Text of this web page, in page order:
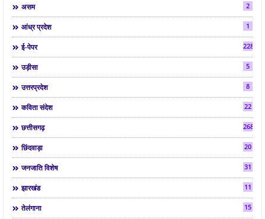
असम 2
आंध्र प्रदेश 1
ई-पेपर 2286
उड़ीसा 5
उत्तरप्रदेश 8
कविता संदेश 22
छत्तीसगढ़ 268
छिंदवाड़ा 20
जनजाति विशेष 31
झारखंड 11
तेलंगाना 15